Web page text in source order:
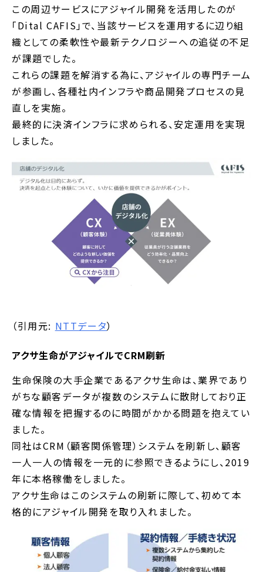
この周辺サービスにアジャイル開発を活用したのが
「Dital CAFIS」で、当該サービスを運用するに辺り組
織としての柔軟性や最新テクノロジーへの追従の不足
が課題でした。
これらの課題を解消する為に、アジャイルの専門チーム
が参画し、各種社内インフラや商品開発プロセスの見
直しを実施。
最終的に決済インフラに求められる、安定運用を実現
しました。
（引用元: NTTデータ）
アクサ生命がアジャイルでCRM刷新
生命保険の大手企業であるアクサ生命は、業界であり
がちな顧客データが複数のシステムに散財しており正
確な情報を把握するのに時間がかかる問題を抱えてい
ました。
同社はCRM（顧客関係管理）システムを刷新し、顧客
一人一人の情報を一元的に参照できるようにし、2019
年に本格稼働をしました。
アクサ生命はこのシステムの刷新に際して、初めて本
格的にアジャイル開発を取り入れました。